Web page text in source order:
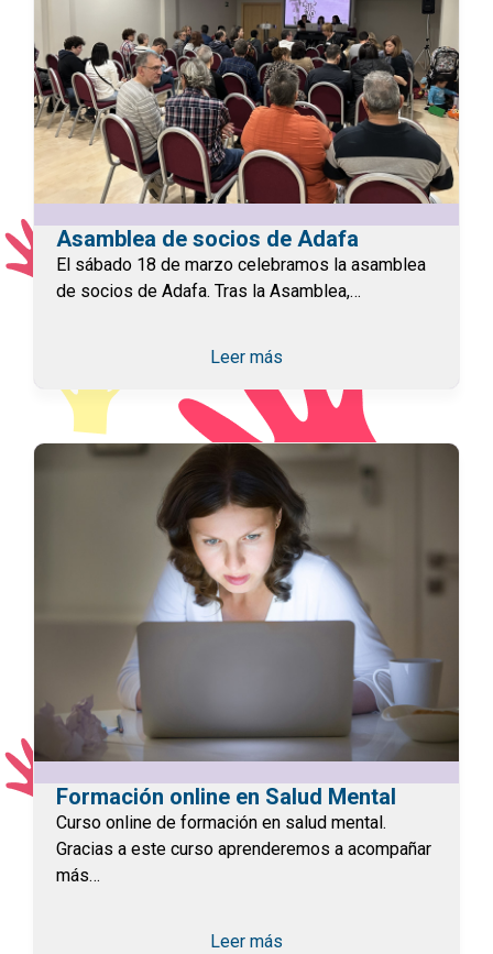
Asamblea de socios de Adafa
El sábado 18 de marzo celebramos la asamblea
de socios de Adafa. Tras la Asamblea,…
Leer más
Formación online en Salud Mental
Curso online de formación en salud mental.
Gracias a este curso aprenderemos a acompañar
más…
Leer más